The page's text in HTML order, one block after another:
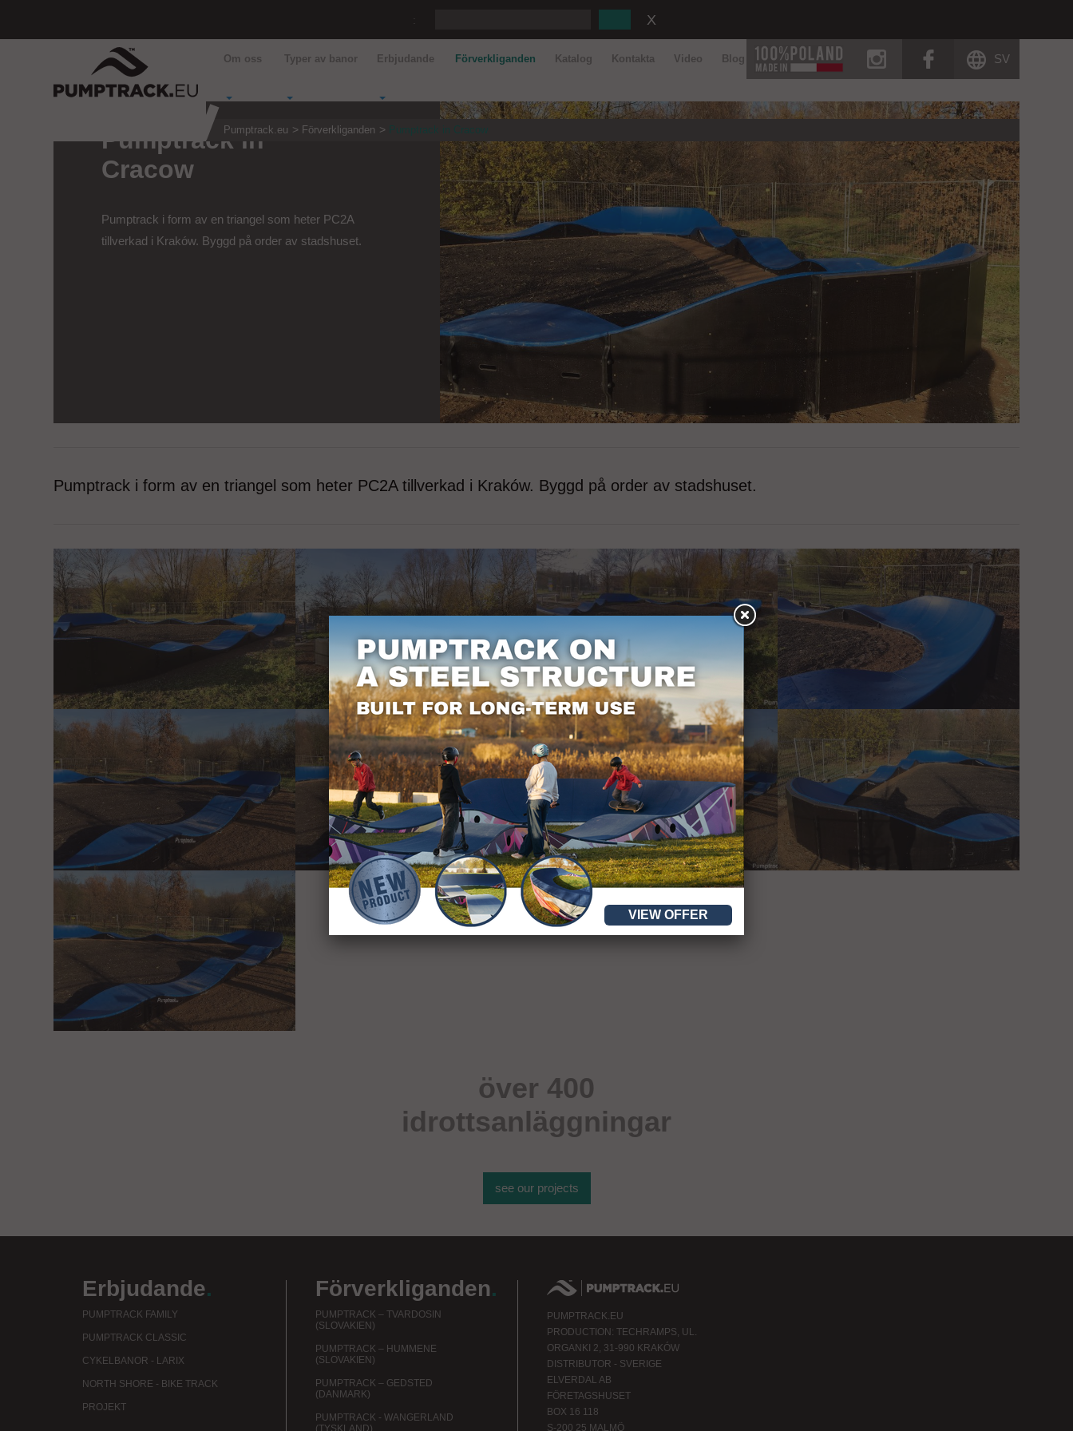
Om oss Typer av banor Erbjudande Förverkliganden Katalog Kontakta Video Blog
instagram
SV
Pumptrack.eu Förverkliganden Pumptrack in Cracow
Pumptrack in
Cracow
Pumptrack i form av en triangel som heter PC2A
tillverkad i Kraków. Byggd på order av stadshuset.
Pumptrack i form av en triangel som heter PC2A tillverkad i Kraków. Byggd på order av stadshuset.
över 400
idrottsanläggningar
see our projects
Erbjudande.
PUMPTRACK FAMILY
PUMPTRACK CLASSIC
CYKELBANOR - LARIX
NORTH SHORE - BIKE TRACK
PROJEKT
Förverkliganden.
PUMPTRACK – TVARDOSIN
(SLOVAKIEN)
PUMPTRACK – HUMMENE
(SLOVAKIEN)
PUMPTRACK – GEDSTED
(DANMARK)
PUMPTRACK - WANGERLAND
(TYSKLAND)
PUMPTRACK.EU
PRODUCTION: TECHRAMPS, UL.
ORGANKI 2, 31-990 KRAKÓW
DISTRIBUTOR - SVERIGE
ELVERDAL AB
FÖRETAGSHUSET
BOX 16 118
S-200 25 MALMÖ
VIEW OFFER